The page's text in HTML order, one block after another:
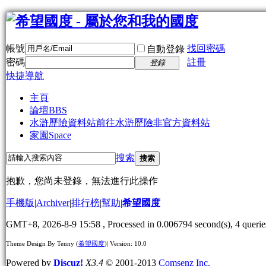
帳號 自動登錄 找回密碼
密碼
登錄
註冊
快捷導航
主頁
論壇BBS
水滸歷險資料站前往水滸歷險非官方資料站
家園 Space
搜索 搜索
抱歉，您尚未登錄，無法進行此操作
手機版|Archiver|排行榜|幫助|希望國度
GMT+8, 2026-8-9 15:58 , Processed in 0.006794 second(s), 4
Theme Design By Tenny (希望國度)| Version: 10.0
Powered by Discuz! X3.4 © 2001-2013 Comsenz Inc.